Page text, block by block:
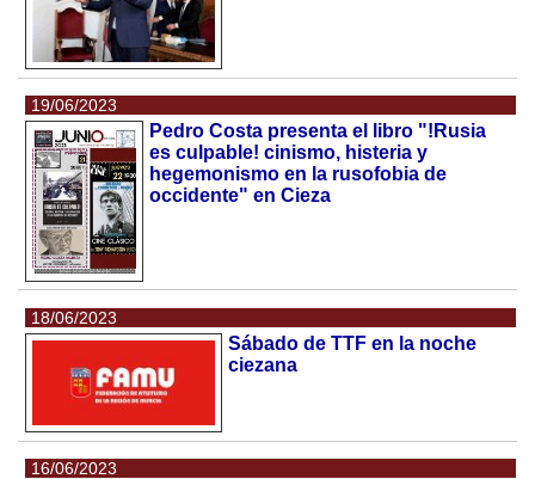
19/06/2023
Pedro Costa presenta el libro "!Rusia
es culpable! cinismo, histeria y
hegemonismo en la rusofobia de
occidente" en Cieza
18/06/2023
Sábado de TTF en la noche
ciezana
16/06/2023